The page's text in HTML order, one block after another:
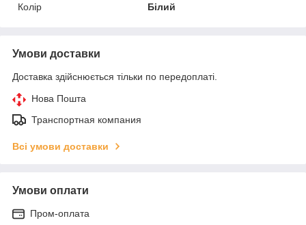
Колір
Білий
Умови доставки
Доставка здійснюється тільки по передоплаті.
Нова Пошта
Транспортная компания
Всі умови доставки
Умови оплати
Пром-оплата